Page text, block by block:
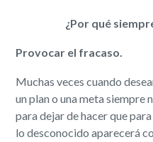
¿Por qué
Provocar el fracaso.
Muchas veces cuando
un plan o una meta siempre
para dejar de hacer que
lo desconocido aparecerá